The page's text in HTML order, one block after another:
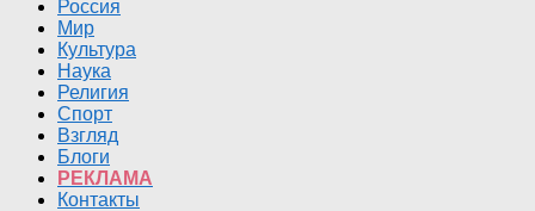
Россия
Мир
Культура
Наука
Религия
Спорт
Взгляд
Блоги
РЕКЛАМА
Контакты